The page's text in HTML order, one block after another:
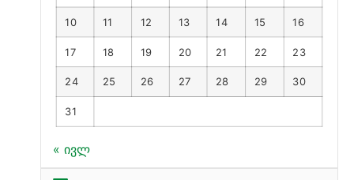
10 11 12 13 14 15 16
17 18 19 20 21 22 23
24 25 26 27 28 29 30
31
« ივლ